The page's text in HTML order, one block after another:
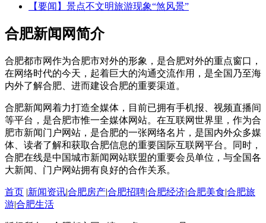
【要闻】景点不文明旅游现象“煞风景”
合肥新闻网简介
合肥都市网作为合肥市对外的形象，是合肥对外的重点窗口，
在网络时代的今天，起着巨大的沟通交流作用，是全国乃至海
内外了解合肥、进而建设合肥的重要渠道。
合肥新闻网着力打造全媒体，目前已拥有手机报、视频直播间
等平台，是合肥市惟一全媒体网站。在互联网世界里，作为合
肥市新闻门户网站，是合肥的一张网络名片，是国内外众多媒
体、读者了解和获取合肥信息的重要国际互联网平台。同时，
合肥在线是中国城市新闻网站联盟的重要会员单位，与全国各
大新闻、门户网站拥有良好的合作关系。
首页 |新闻资讯|合肥房产|合肥招聘|合肥经济|合肥美食|合肥旅
游|合肥生活